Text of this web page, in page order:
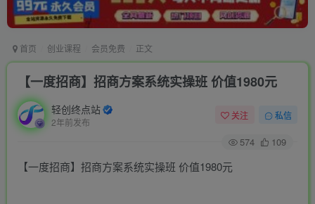
首页 创业课程 会员免费 正文
【一度招商】招商方案系统实操班 价值1980元
轻创终点站
2年前发布
关注 私信
574 109
【一度招商】招商方案系统实操班 价值1980元